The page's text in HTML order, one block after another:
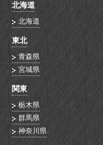
北海道
北海道
東北
青森県
宮城県
関東
栃木県
群馬県
神奈川県